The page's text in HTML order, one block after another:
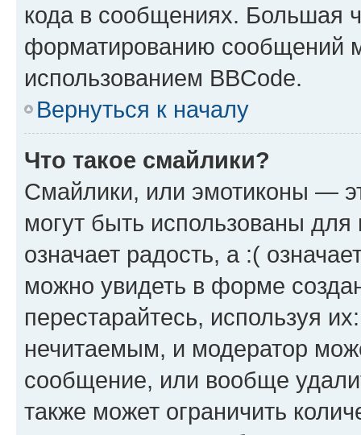
кода в сообщениях. Большая
форматированию сообщений
использованием BBCode.
Вернуться к началу
Что такое смайлики?
Смайлики, или эмотиконы —
могут быть использованы
означает радость, а :(
можно увидеть в форме
перестарайтесь, используя
нечитаемым, и модератор
сообщение, или вообще
также может ограничить